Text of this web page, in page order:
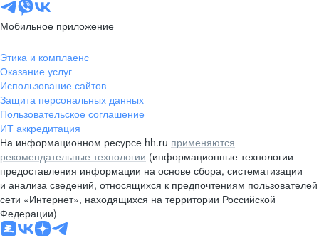
Мобильное приложение
Этика и комплаенс
Оказание услуг
Использование сайтов
Защита персональных данных
Пользовательское соглашение
ИТ аккредитация
На информационном ресурсе hh.ru применяются
рекомендательные технологии (информационные технологии
предоставления информации на основе сбора, систематизации
и анализа сведений, относящихся к предпочтениям пользователей
сети «Интернет», находящихся на территории Российской
Федерации)